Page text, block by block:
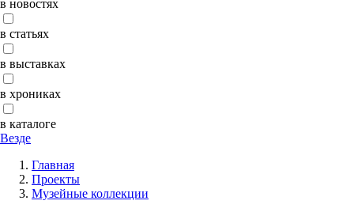
в новостях
в статьях
в выставках
в хрониках
в каталоге
Везде
Главная
Проекты
Музейные коллекции